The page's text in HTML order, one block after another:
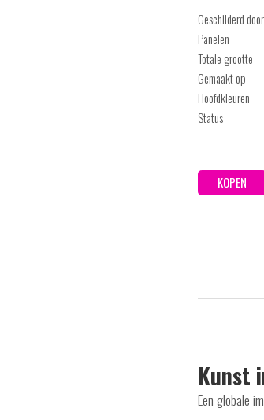
Geschilderd door
Panelen
Totale grootte
Gemaakt op
Hoofdkleuren
Status
KOPEN
Kunst
Een globale